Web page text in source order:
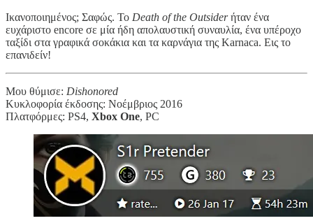
Ικανοποιημένος; Σαφώς. Το Death of the Outsiderήταν ένα
ευχάριστο encore σε μία ήδη απολαυστική συναυλία, ένα υπέροχο
ταξίδι στα γραφικά σοκάκια και τα καρνάγια της Karnaca. Εις το
επανιδείν!
Μου θύμισε: Dishonored
Κυκλοφορία έκδοσης: Νοέμβριος 2016
Πλατφόρμες: PS4, Xbox One, PC